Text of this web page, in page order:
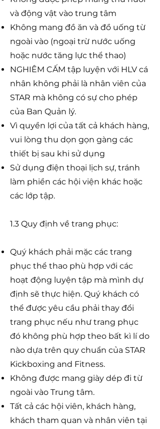
và động vật vào trung tâm
Không mang đồ ăn và đồ uống từ
ngoài vào (ngoại trừ nước uống
hoặc nước tăng lực thể thao)
NGHIÊM CẤM tập luyện với HLV cá
nhân không phải là nhân viên của
STAR mà không có sự cho phép
của Ban Quản lý.
Vì quyền lợi của tất cả khách hàng,
vui lòng thu dọn gọn gàng các
thiết bị sau khi sử dụng
Sử dụng điện thoại lịch sự, tránh
làm phiền các hội viện khác hoặc
các lớp tập.
1.3 Quy định về trang phục:
Quý khách phải mặc các trang
phục thể thao phù hợp với các
hoạt động luyện tập mà mình dự
định sẽ thực hiện. Quý khách có
thể được yêu cầu phải thay đổi
trang phục nếu như trang phục
đó không phù hợp theo bất kì lí do
nào dựa trên quy chuẩn của STAR
Kickboxing and Fitness.
Không được mang giày dép đi từ
ngoài vào Trung tâm.
Tất cả các hội viên, khách hàng,
khách tham quan và nhân viên tại